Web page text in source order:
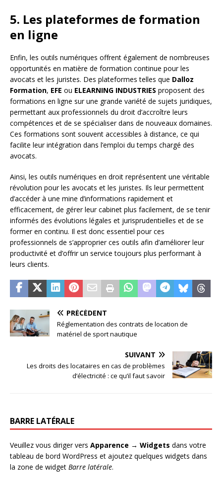
5. Les plateformes de formation
en ligne
Enfin, les outils numériques offrent également de nombreuses
opportunités en matière de formation continue pour les
avocats et les juristes. Des plateformes telles que Dalloz
Formation, EFE ou ELEARNING INDUSTRIES proposent des
formations en ligne sur une grande variété de sujets juridiques,
permettant aux professionnels du droit d’accroître leurs
compétences et de se spécialiser dans de nouveaux domaines.
Ces formations sont souvent accessibles à distance, ce qui
facilite leur intégration dans l’emploi du temps chargé des
avocats.
Ainsi, les outils numériques en droit représentent une véritable
révolution pour les avocats et les juristes. Ils leur permettent
d’accéder à une mine d’informations rapidement et
efficacement, de gérer leur cabinet plus facilement, de se tenir
informés des évolutions légales et jurisprudentielles et de se
former en continu. Il est donc essentiel pour ces
professionnels de s’approprier ces outils afin d’améliorer leur
productivité et d’offrir un service toujours plus performant à
leurs clients.
PRÉCÉDENT
Réglementation des contrats de location de
matériel de sport nautique
SUIVANT
Les droits des locataires en cas de problèmes
d’électricité : ce qu’il faut savoir
BARRE LATÉRALE
Veuillez vous diriger vers Apparence → Widgets dans votre
tableau de bord WordPress et ajoutez quelques widgets dans
la zone de widget Barre latérale.